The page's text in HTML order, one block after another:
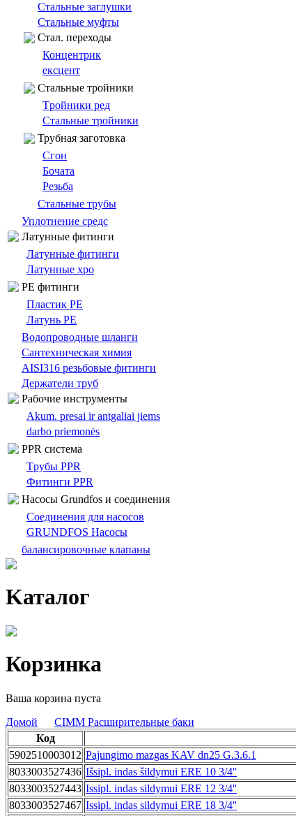
Cтальные заглушки
Стальные муфты
Cтал. переходы
Концентрик
ексцент
Стальные тройники
Tройники ред
Стальные тройники
Трубная заготовка
Сгон
Бочата
Резьбa
Стальные трубы
Уплотнение средс
Латунные фитинги
Латунные фитинги
Латунные хро
PE фитинги
Пластик PE
Латунь PE
Bодопроводныe шланги
Сантехническая химия
AISI316 резьбовые фитинги
Держатели труб
Pабочие инструменты
Akum. presai ir antgaliai jiems
darbo priemonės
PPR система
Tрубы PPR
Фитинги PPR
Насосы Grundfos и соединения
Cоединения для насосов
GRUNDFOS Насосы
балансировочныe клапаны
Kаталог
Корзинка
Ваша корзина пуста
Домой
CIMM Расширительные баки
Код
5902510003012 Pajungimo mazgas KAV dn25 G.3.6.1
8033003527436 Išsipl. indas šildymui ERE 10 3/4''
8033003527443 Issipl. indas sildymui ERE 12 3/4''
8033003527467 Issipl. indas sildymui ERE 18 3/4''